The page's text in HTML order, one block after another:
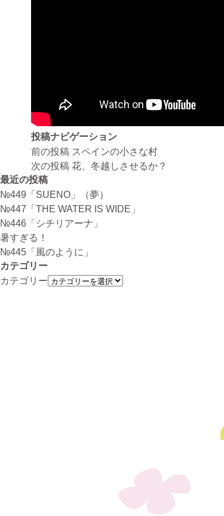
投稿ナビゲーション
前の投稿 スペインの小さな村
次の投稿 花、冬越しさせるか？
最近の投稿
№449「SUENO」（夢）
№447「THE WATER IS WIDE」
№446「シチリアーナ」
暑すぎる！
№445「風のように」
カテゴリー
カテゴリー